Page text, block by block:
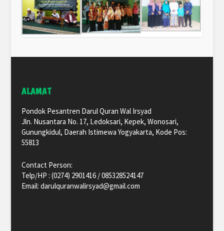
ALAMAT
Pondok Pesantren Darul Quran Wal Irsyad
Jln. Nusantara No. 17, Ledoksari, Kepek, Wonosari,
Gunungkidul, Daerah Istimewa Yogyakarta, Kode Pos:
55813
Contact Person:
Telp/HP : (0274) 2901416 / 085328524147
Email: darulquranwalirsyad@gmail.com